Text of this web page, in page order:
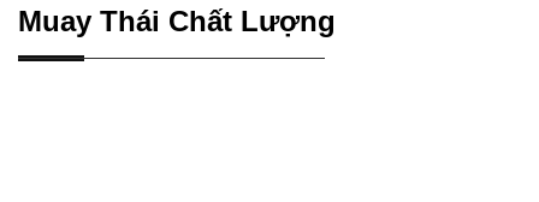
Muay Thái Chất Lượng